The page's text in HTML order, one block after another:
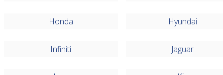
Honda Hyundai
Infiniti Jaguar